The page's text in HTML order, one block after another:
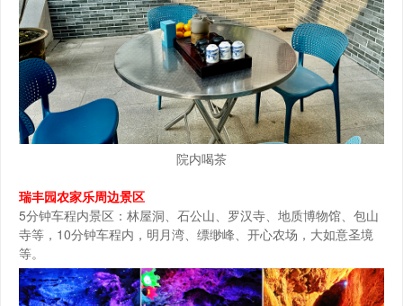
院内喝茶
瑞丰园农家乐周边景区
5分钟车程内景区：林屋洞、石公山、罗汉寺、地质博物馆、包山
寺等，10分钟车程内，明月湾、缥缈峰、开心农场，大如意圣境
等。